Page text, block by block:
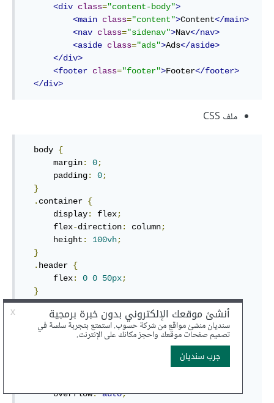
<div class="content-body">
<main class="content">Content</main>
<nav class="sidenav">Nav</nav>
<aside class="ads">Ads</aside>
</div>
<footer class="footer">Footer</footer>
</div>
ملف CSS
  body
{
      margin
: 0;
      padding
: 0;
}
. container {
      display
: flex;
      flex
-direction: column;
      height
: 100vh;
}
. header {
      flex
: 0 0 50px;
}
.content-body {
      flex
: 1 1 auto ;
      display
: flex;
direction
      overflow
: auto;